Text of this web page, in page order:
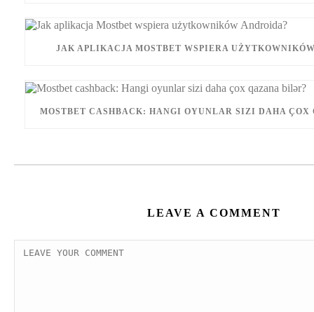
JAK APLIKACJA MOSTBET WSPIERA
MOSTBET CASHBACK: HANGI OYUNLAR SIZI DAHA
LEAVE A COMMENT